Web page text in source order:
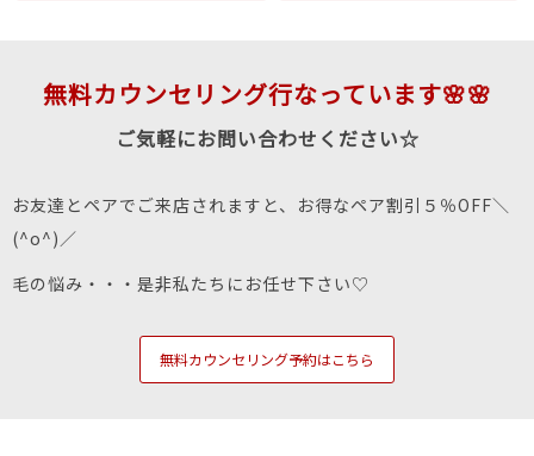
無料カウンセリング行なっています🌸🌸
ご気軽にお問い合わせください☆
お友達とペアでご来店されますと、お得なペア割引５％OFF＼
(^o^)／
毛の悩み・・・是非私たちにお任せ下さい♡
無料カウンセリング予約はこちら